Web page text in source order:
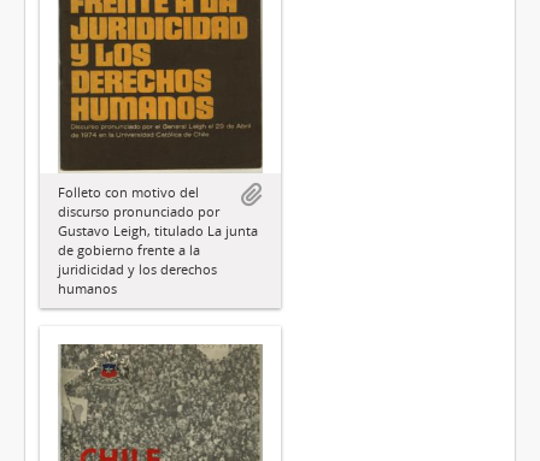
Folleto con motivo del
discurso pronunciado por
Gustavo Leigh, titulado La junta
de gobierno frente a la
juridicidad y los derechos
humanos